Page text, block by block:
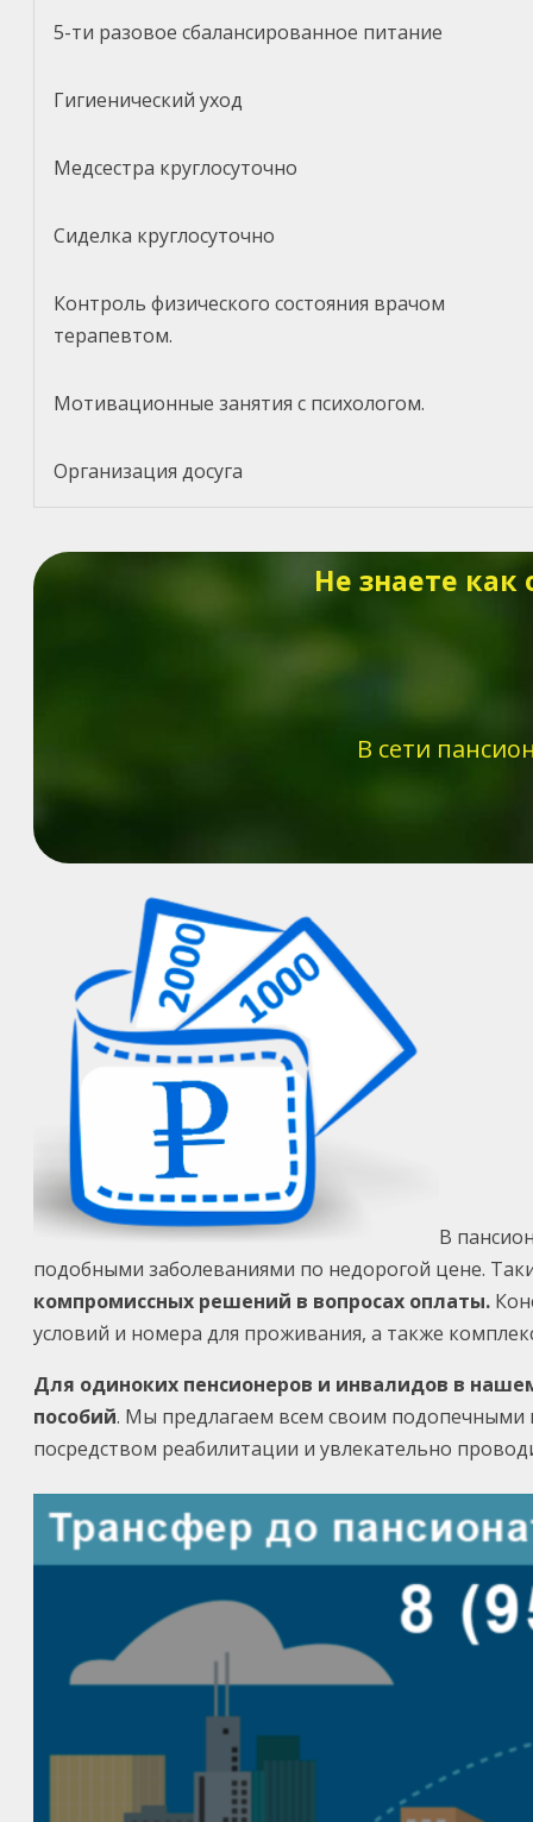
5-ти разовое сбалансированное питание
Гигиенический уход
Медсестра круглосуточно
Сиделка круглосуточно
Контроль физического состояния врачом
терапевтом.
Мотивационные занятия с психологом.
Организация досуга
Не знаете
В сети
В
подобными заболеваниями по недорогой цене.
компромиссных решений в вопросах оплаты.
условий и номера для проживания, а также
Для одиноких пенсионеров и инвалидов в
пособий. Мы предлагаем всем своим подопечными
посредством реабилитации и увлекательно